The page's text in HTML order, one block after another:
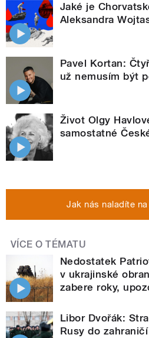
Jaké je
Aleksandra
Pavel Kortan:
už nemusím být
Život Olgy
samostatné
Jak nás naladíte
VÍCE O TÉMATU
Nedostatek
v ukrajinské
zabere roky,
Libor Dvořák:
Rusy do zahraničí